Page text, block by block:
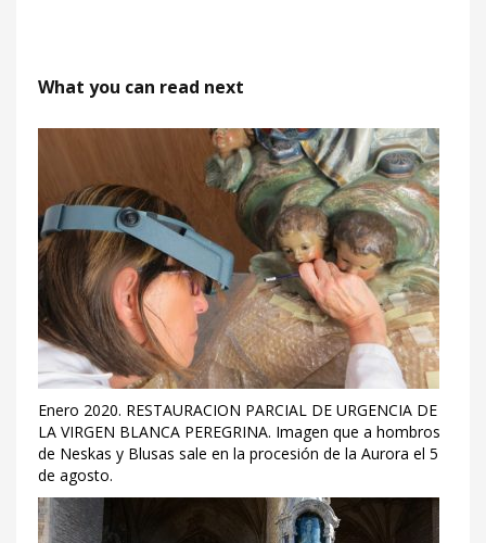
What you can read next
Enero 2020. RESTAURACION PARCIAL DE URGENCIA DE
LA VIRGEN BLANCA PEREGRINA. Imagen que a hombros
de Neskas y Blusas sale en la procesión de la Aurora el 5
de agosto.